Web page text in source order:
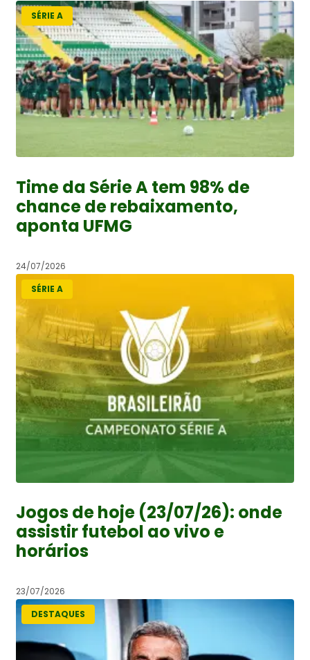
SÉRIE A
Time da Série A tem 98% de
chance de rebaixamento,
aponta UFMG
24/07/2026
SÉRIE A
Jogos de hoje (23/07/26): onde
assistir futebol ao vivo e
horários
23/07/2026
DESTAQUES